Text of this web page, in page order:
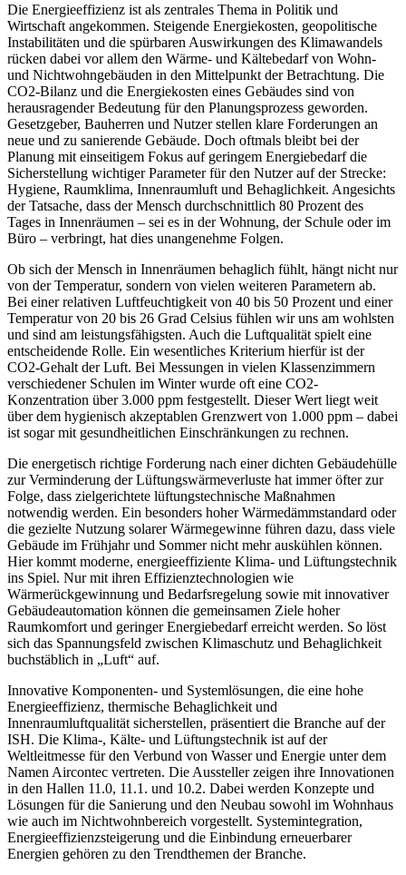
Die Energieeffizienz ist als zentrales Thema in Politik und
Wirtschaft angekommen. Steigende Energiekosten, geopolitische
Instabilitäten und die spürbaren Auswirkungen des Klimawandels
rücken dabei vor allem den Wärme- und Kältebedarf von Wohn-
und Nichtwohngebäuden in den Mittelpunkt der Betrachtung. Die
CO2-Bilanz und die Energiekosten eines Gebäudes sind von
herausragender Bedeutung für den Planungsprozess geworden.
Gesetzgeber, Bauherren und Nutzer stellen klare Forderungen an
neue und zu sanierende Gebäude. Doch oftmals bleibt bei der
Planung mit einseitigem Fokus auf geringem Energiebedarf die
Sicherstellung wichtiger Parameter für den Nutzer auf der Strecke:
Hygiene, Raumklima, Innenraumluft und Behaglichkeit. Angesichts
der Tatsache, dass der Mensch durchschnittlich 80 Prozent des
Tages in Innenräumen – sei es in der Wohnung, der Schule oder im
Büro – verbringt, hat dies unangenehme Folgen.
Ob sich der Mensch in Innenräumen behaglich fühlt, hängt nicht nur
von der Temperatur, sondern von vielen weiteren Parametern ab.
Bei einer relativen Luftfeuchtigkeit von 40 bis 50 Prozent und einer
Temperatur von 20 bis 26 Grad Celsius fühlen wir uns am wohlsten
und sind am leistungsfähigsten. Auch die Luftqualität spielt eine
entscheidende Rolle. Ein wesentliches Kriterium hierfür ist der
CO2-Gehalt der Luft. Bei Messungen in vielen Klassenzimmern
verschiedener Schulen im Winter wurde oft eine CO2-
Konzentration über 3.000 ppm festgestellt. Dieser Wert liegt weit
über dem hygienisch akzeptablen Grenzwert von 1.000 ppm – dabei
ist sogar mit gesundheitlichen Einschränkungen zu rechnen.
Die energetisch richtige Forderung nach einer dichten Gebäudehülle
zur Verminderung der Lüftungswärmeverluste hat immer öfter zur
Folge, dass zielgerichtete lüftungstechnische Maßnahmen
notwendig werden. Ein besonders hoher Wärmedämmstandard oder
die gezielte Nutzung solarer Wärmegewinne führen dazu, dass viele
Gebäude im Frühjahr und Sommer nicht mehr auskühlen können.
Hier kommt moderne, energieeffiziente Klima- und Lüftungstechnik
ins Spiel. Nur mit ihren Effizienztechnologien wie
Wärmerückgewinnung und Bedarfsregelung sowie mit innovativer
Gebäudeautomation können die gemeinsamen Ziele hoher
Raumkomfort und geringer Energiebedarf erreicht werden. So löst
sich das Spannungsfeld zwischen Klimaschutz und Behaglichkeit
buchstäblich in „Luft“ auf.
Innovative Komponenten- und Systemlösungen, die eine hohe
Energieeffizienz, thermische Behaglichkeit und
Innenraumluftqualität sicherstellen, präsentiert die Branche auf der
ISH. Die Klima-, Kälte- und Lüftungstechnik ist auf der
Weltleitmesse für den Verbund von Wasser und Energie unter dem
Namen Aircontec vertreten. Die Aussteller zeigen ihre Innovationen
in den Hallen 11.0, 11.1. und 10.2. Dabei werden Konzepte und
Lösungen für die Sanierung und den Neubau sowohl im Wohnhaus
wie auch im Nichtwohnbereich vorgestellt. Systemintegration,
Energieeffizienzsteigerung und die Einbindung erneuerbarer
Energien gehören zu den Trendthemen der Branche.